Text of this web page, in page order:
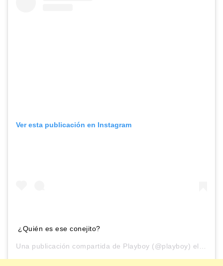
Ver esta publicación en Instagram
¿Quién es ese conejito?
Una publicación compartida de Playboy (@playboy) el